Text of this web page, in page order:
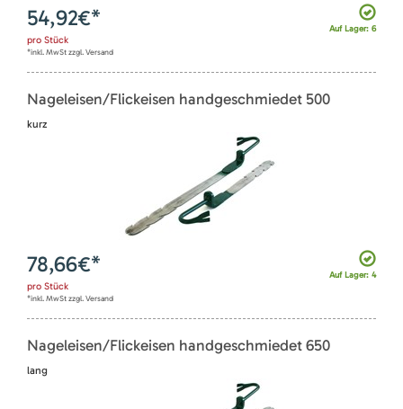
Auf Lager: 6
54,92€*
pro Stück
*inkl. MwSt zzgl. Versand
Nageleisen/Flickeisen handgeschmiedet 500
kurz
Auf Lager: 4
78,66€*
pro Stück
*inkl. MwSt zzgl. Versand
Nageleisen/Flickeisen handgeschmiedet 650
lang